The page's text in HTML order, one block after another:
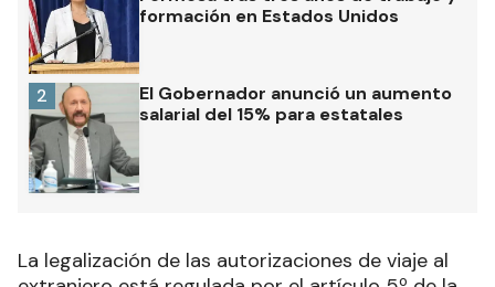
formación en Estados Unidos
El Gobernador anunció un aumento
salarial del 15% para estatales
2
La legalización de las autorizaciones de viaje al